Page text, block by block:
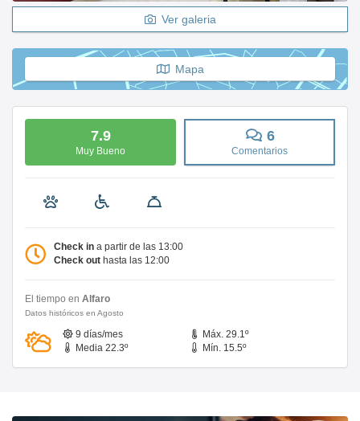
Ver galeria
Mapa
7.9
Muy Bueno
6
Comentarios
Check in a partir de las 13:00
Check out hasta las 12:00
El tiempo en Alfaro
Datos históricos en Agosto
9 días/mes
Máx. 29.1º
Media 22.3º
Mín. 15.5º